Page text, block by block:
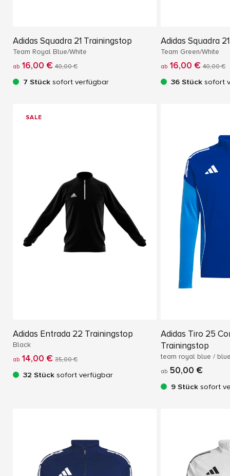
Adidas Squadra 21 Trainingstop
Team Royal Blue/White
ab 16,00 € 40,00 €
7 Stück sofort verfügbar
Adidas Squadra
Team Green/White
ab 16,00 € 40,00 €
36 Stück sofort
SALE
Adidas Entrada 22 Trainingstop
Black
ab 14,00 € 35,00 €
32 Stück sofort verfügbar
Adidas Tiro 25
Trainingstop
team royal blue /
ab 50,00 €
9 Stück sofort